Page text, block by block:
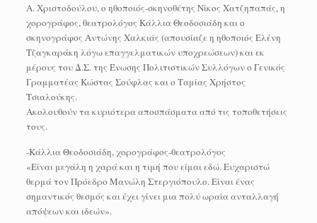
Α. Χριστοδούλου, ο ηθοποιός-σκηνοθέτης Νίκος Χατζηπαπάς, η
χορογράφος, θεατρολόγος Κάλλια Θεοδοσιάδη και ο
σκηνογράφος Αντώνης Χαλκιάς (απουσίαζε η ηθοποιός Ελένη
Τζαγκαράκη λόγω επαγγελματικών υποχρεώσεων) και εκ
μέρους του Δ.Σ. της Ένωσης Πολιτιστικών Συλλόγων ο Γενικός
Γραμματέας Κώστας Σούφλας και ο Ταμίας Χρήστος
Τσιαλούκης.
Ακολουθούν τα κυριότερα αποσπάσματα από τις τοποθετήσεις
τους.
-Κάλλια Θεοδοσιάδη, χορογράφος-θεατρολόγος
«Είναι μεγάλη η χαρά και η τιμή που είμαι εδώ. Ευχαριστώ
θερμά τον Πρόεδρο Μανώλη Στεργιόπουλο. Είναι ένας
σημαντικός θεσμός και έχει γίνει μια πολύ ωραία ανταλλαγή
απόψεων και ιδεών».